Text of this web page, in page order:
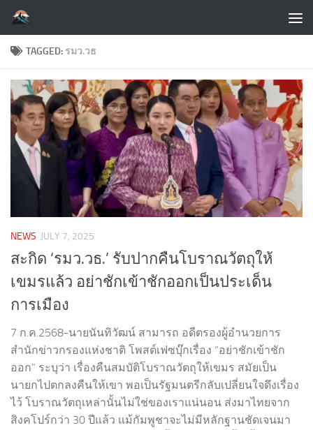
Skip to content
TAGGED: รมว.วธ
NEWS JULY 7, 2025
สะกิด ‘รมว.วธ.’ รับปากคืนโบราณวัตถุให้
เขมรแล้ว อย่าชักเข้าชักออกเป็นประเด็น
การเมือง
7 ก.ค.2568-นายนันทิวัฒน์ สามารถ อดีตรองผู้อำนวยการ
สำนักข่าวกรองแห่งชาติ โพสต์เฟซบุ๊กเรื่อง “อย่าชักเข้าชัก
ออก” ระบุว่า เรื่องคืนสมบัติโบราณวัตถุให้เขมร สมัยเป็น
นายกไปตกลงคืนให้เขา พอเป็นรัฐมนตรีกลับเปลี่ยนใจดึงเรื่อง
ไว้ โบราณวัตถุเหล่านั้นไม่ใช่ของเราแน่นอน ส่งมาไทยจาก
สิงคโปร์กว่า 30 ปีแล้ว แม้กัมพูชาจะไม่มีหลักฐานชัดเจนมา